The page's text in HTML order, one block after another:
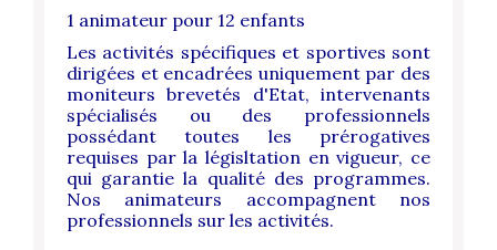
1 animateur pour 12 enfants
Les activités spécifiques et sportives sont
dirigées et encadrées uniquement par des
moniteurs brevetés d'Etat, intervenants
spécialisés ou des professionnels
possédant toutes les prérogatives
requises par la législtation en vigueur, ce
qui garantie la qualité des programmes.
Nos animateurs accompagnent nos
professionnels sur les activités.